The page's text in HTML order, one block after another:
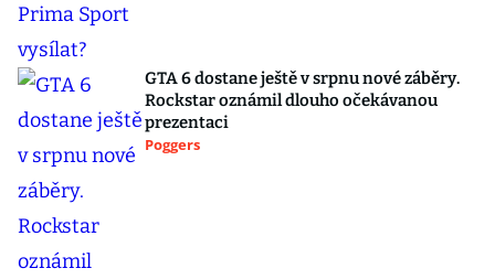
GTA 6 dostane ještě v srpnu nové záběry.
Rockstar oznámil dlouho očekávanou
prezentaci
Poggers